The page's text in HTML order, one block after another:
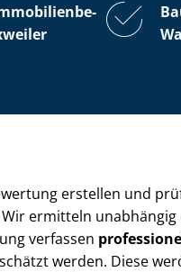
erstellen und
Wir ermitteln
verfassen
werden. Diese